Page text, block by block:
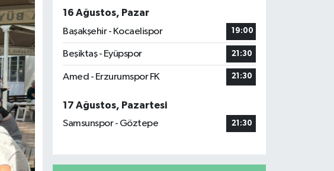
16 Ağustos, Pazar
Başakşehir - Kocaelispor
19:00
Beşiktaş - Eyüpspor 21:30
Amed - Erzurumspor FK 21:30
17 Ağustos, Pazartesi
Samsunspor - Göztepe
21:30